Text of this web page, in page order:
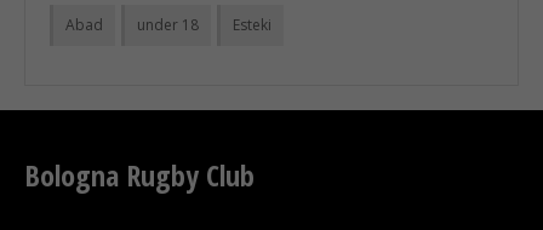
Abad under 18 Esteki
Bologna Rugby Club